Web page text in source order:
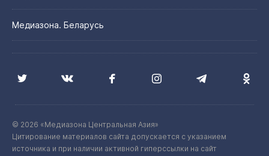
Медиазона. Беларусь
© 2026 «Медиазона Центральная Азия»
Цитирование материалов сайта допускается с указанием
источника и при наличии активной гиперссылки на сайт